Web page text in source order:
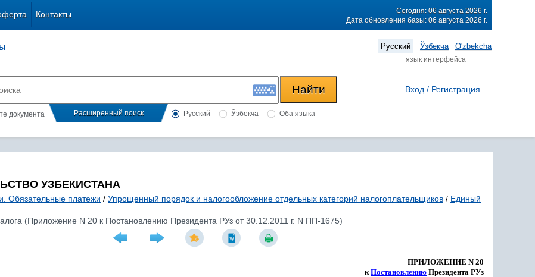
Контакты
Сегодня: 06 августа 2026 г.
Дата обновления базы: 06 августа 2026 г.
Русский Ўзбекча O'zbekcha
язык интерфейса
документа Расширенный поиск Русский Ўзбекча Оба языка
Вход / Регистрация
УЗБЕКИСТАНА
Обязательные платежи / Упрощенный порядок и налогообложение отдельных категорий налогоплательщиков / Единый
(Приложение N 20 к Постановлению Президента РУз от 30.12.2011 г. N ПП-1675)
ПРИЛОЖЕНИЕ N 20
кПостановлению Президента РУз